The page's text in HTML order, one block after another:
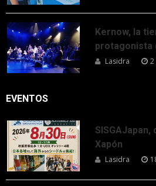
Kernow, la
protagonista
Lasidra 2
EVENTOS
Xapón
Lasidra